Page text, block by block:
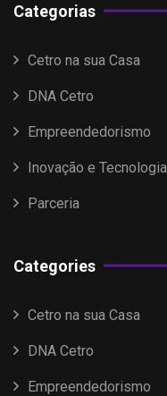
Categorias
Cetro na sua Casa
DNA Cetro
Empreendedorismo
Inovação e Tecnologia
Parceria
Categories
Cetro na sua Casa
DNA Cetro
Empreendedorismo